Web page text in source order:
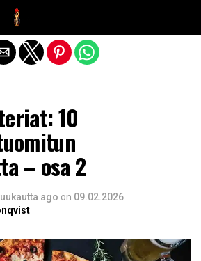
10
– osa 2
ago on 09.02.2026
Exit mobile version